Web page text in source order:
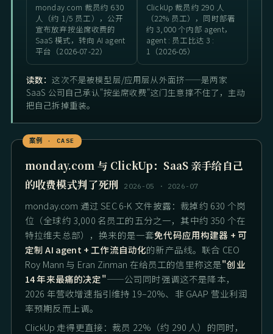
monday.com 裁员约 630
人（约 1/5 员工），公开
宣布放弃按坐席收费的
SaaS 模式，转向 AI agent
平台（2026-07-22）
ClickUp 裁员约 290 人
（22% 员工），同时部署
约 3,000 个内部 agent，
agent : 员工比达 3 :
1（2026-05）
读数：这次不是被模型层/应用层从外面挤——是两家
SaaS 公司自己承认"按坐席收费"这门生意撑不住了，主动
把自己拆掉重装。
monday.com 与 ClickUp：SaaS 亲手给自己
的收费模式判了死刑
2026-05 · 2026-07
monday.com 通过 SEC 6-K 文件披露：裁掉约 630 个岗
位（全球约 3,000 名员工的五分之一，其中约 350 个在
特拉维夫总部），换来的是一套免代码应用构建器 + 可
定制 AI agent + 工作流自动化的新产品线。联合 CEO
Roy Mann 与 Eran Zinman 在给员工的信里称这是"创业
14 年来最痛的决定"——公司同时强调这不是降本，
2026 年营收增速指引维持 19–20%、非 GAAP 营业利润
率预期反而上调。
ClickUp 走得更直接：裁员 22%（约 290 人）的同时，